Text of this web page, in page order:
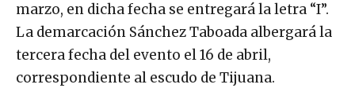
marzo, en dicha fecha se entregará la letra “I”.
La demarcación Sánchez Taboada albergará la
tercera fecha del evento el 16 de abril,
correspondiente al escudo de Tijuana.